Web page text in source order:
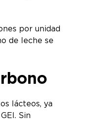
por unidad
de leche se
lácteos, ya
Sin